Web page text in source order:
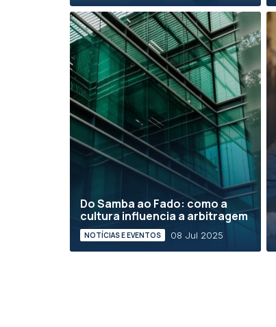
Do Samba ao Fado: como a
cultura influencia a arbitragem
NOTÍCIAS E EVENTOS 08 Jul 2025